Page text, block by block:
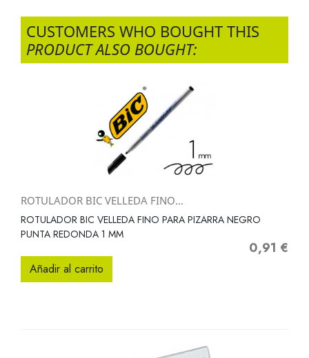
CUSTOMERS WHO BOUGHT THIS
PRODUCT ALSO BOUGHT:
ROTULADOR BIC VELLEDA FINO...
ROTULADOR BIC VELLEDA FINO PARA PIZARRA NEGRO
PUNTA REDONDA 1 MM
Precio
0,91 €
Añadir al carrito